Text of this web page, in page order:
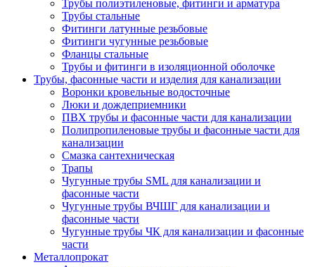
Трубы полиэтиленовые, фитинги и арматура
Трубы стальные
Фитинги латунные резьбовые
Фитинги чугунные резьбовые
Фланцы стальные
Трубы и фитинги в изоляционной оболочке
Трубы, фасонные части и изделия для канализации
Воронки кровельные водосточные
Люки и дождеприемники
ПВХ трубы и фасонные части для канализации
Полипропиленовые трубы и фасонные части для
канализации
Смазка сантехническая
Трапы
Чугунные трубы SML для канализации и
фасонные части
Чугунные трубы ВЧШГ для канализации и
фасонные части
Чугунные трубы ЧК для канализации и фасонные
части
Металлопрокат